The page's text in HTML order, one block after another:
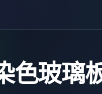
色玻璃